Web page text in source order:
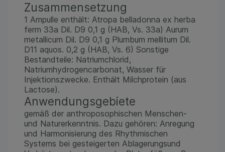
Zusammensetzung
1 Ampulle enthält: Atropa belladonna ex herba
ferm 33a Dil. D9 0,1 g (HAB, Vs. 33a) Aurum
metallicum Dil. D9 0,1 g Plumbum mellitum Dil.
D11 aquos. 0,2 g (HAB, Vs. 6) Sonstige
Bestandteile: Natriumchlorid,
Natriumhydrogencarbonat, Wasser für
Injektionszwecke. Enthält Milchprotein (aus
Lactose).
Anwendungsgebiete
gemäß der anthroposophischen Menschen-
und Naturerkenntnis. Dazu gehören: Anregung
und Harmonisierung des Rhythmischen
Systems bei gesteigerten Ablagerungsund